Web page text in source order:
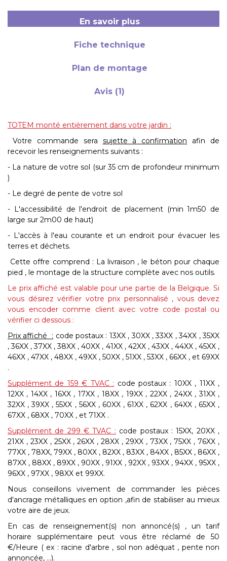
En savoir plus
Fiche technique
Plan de montage
Avis (1)
TOTEM monté entièrement dans votre jardin :
Votre commande sera sujette à confirmation afin de
recevoir les renseignements suivants :
- La nature de votre sol (sur 35 cm de profondeur minimum
)
- Le degré de pente de votre sol
- L'accessibilité de l'endroit de placement (min 1m50 de
large sur 2m00 de haut)
- L'accès à l'eau courante et un endroit pour évacuer les
terres et déchets.
Cette offre comprend : La livraison , le béton pour chaque
pied , le montage de la structure complète avec nos outils.
Le prix affiché est valable pour une partie de la Belgique. Si
vous désirez vérifier votre prix personnalisé , vous devez
vous encoder comme client avec votre code postal ou
vérifier ci dessous :
Prix affiché : code postaux : 13XX , 30XX , 33XX , 34XX , 35XX
, 36XX , 37XX , 38XX , 40XX , 41XX , 42XX , 43XX , 44XX , 45XX ,
46XX , 47XX , 48XX , 49XX , 50XX , 51XX , 53XX , 66XX , et 69XX
.
Supplément de 159 € TVAC : code postaux : 10XX , 11XX ,
12XX , 14XX , 16XX , 17XX , 18XX , 19XX , 22XX , 24XX , 31XX ,
32XX , 39XX , 55XX , 56XX , 60XX , 61XX , 62XX , 64XX , 65XX ,
67XX , 68XX , 70XX , et 71XX .
Supplément de 299 € TVAC : code postaux :15XX, 20XX ,
21XX , 23XX , 25XX , 26XX , 28XX , 29XX , 73XX , 75XX , 76XX ,
77XX , 78XX, 79XX , 80XX , 82XX , 83XX , 84XX , 85XX , 86XX ,
87XX , 88XX , 89XX , 90XX , 91XX , 92XX , 93XX , 94XX , 95XX ,
96XX , 97XX , 98XX et 99XX.
Nous conseillons vivement de commander les pièces
d'ancrage métalliques en option ,afin de stabiliser au mieux
votre aire de jeux.
En cas de renseignement(s) non annoncé(s) , un tarif
horaire supplémentaire peut vous être réclamé de 50
€/Heure ( ex : racine d'arbre , sol non adéquat , pente non
annoncée, ...).